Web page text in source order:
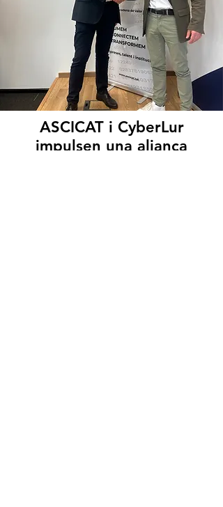
ASCICAT i CyberLur
impulsen una aliança